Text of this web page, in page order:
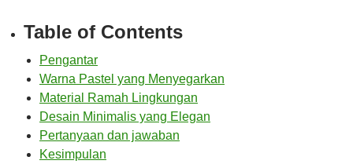
Table of Contents
Pengantar
Warna Pastel yang Menyegarkan
Material Ramah Lingkungan
Desain Minimalis yang Elegan
Pertanyaan dan jawaban
Kesimpulan